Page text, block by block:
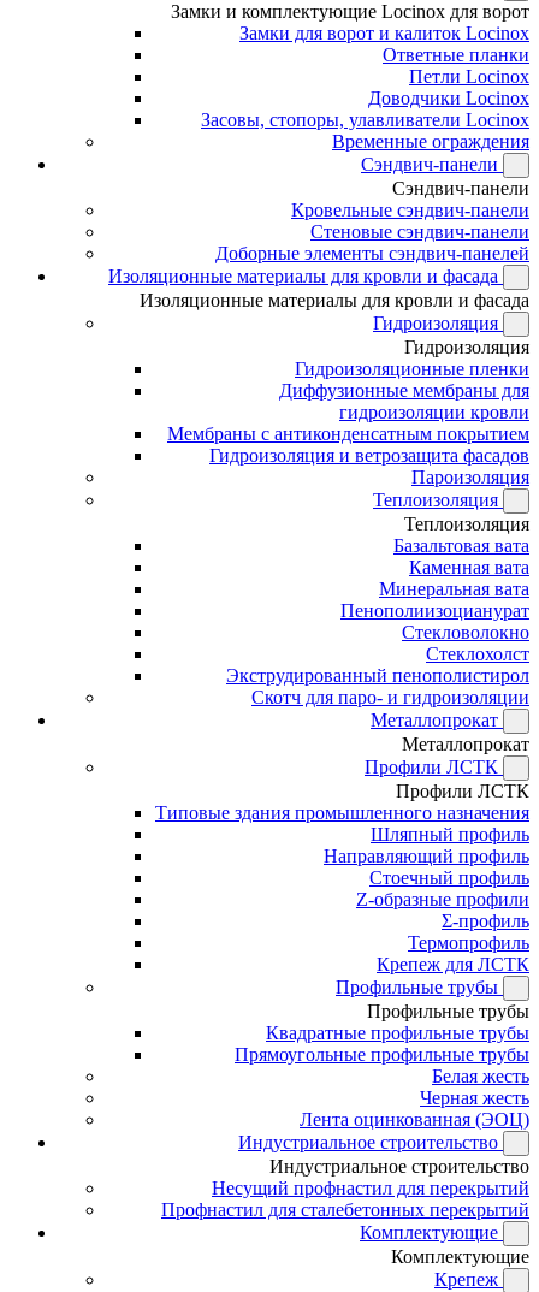
Замки и комплектующие Locinox для ворот
Замки для ворот и калиток Locinox
Ответные планки
Петли Locinox
Доводчики Locinox
Засовы, стопоры, улавливатели Locinox
Временные ограждения
Сэндвич-панели
Сэндвич-панели
Кровельные сэндвич-панели
Стеновые сэндвич-панели
Доборные элементы сэндвич-панелей
Изоляционные материалы для кровли и фасада
Изоляционные материалы для кровли и фасада
Гидроизоляция
Гидроизоляция
Гидроизоляционные пленки
Диффузионные мембраны для
гидроизоляции кровли
Мембраны с антиконденсатным покрытием
Гидроизоляция и ветрозащита фасадов
Пароизоляция
Теплоизоляция
Теплоизоляция
Базальтовая вата
Каменная вата
Минеральная вата
Пенополиизоцианурат
Стекловолокно
Стеклохолст
Экструдированный пенополистирол
Скотч для паро- и гидроизоляции
Металлопрокат
Металлопрокат
Профили ЛСТК
Профили ЛСТК
Типовые здания промышленного назначения
Шляпный профиль
Направляющий профиль
Стоечный профиль
Z-образные профили
Σ-профиль
Термопрофиль
Крепеж для ЛСТК
Профильные трубы
Профильные трубы
Квадратные профильные трубы
Прямоугольные профильные трубы
Белая жесть
Черная жесть
Лента оцинкованная (ЭОЦ)
Индустриальное строительство
Индустриальное строительство
Несущий профнастил для перекрытий
Профнастил для сталебетонных перекрытий
Комплектующие
Комплектующие
Крепеж